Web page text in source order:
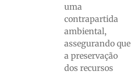
uma
contrapartida
ambiental,
assegurando que
a preservação
dos recursos